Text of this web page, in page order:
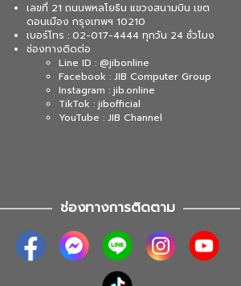
เลขที่ 21 ถนนพหลโยธิน แขวงสนามบิน เขต
ดอนเมือง กรุงเทพฯ 10210
เบอร์โทร : 02-017-4444 ทุกวัน 24 ชั่วโมง
ช่องทางติดต่อ
Line ID : @jibonline
Facebook : JIB Computer Group
Instagram : jib.online
TikTok : jibofficial
YouTube : JIB Channel
ช่องทางการติดตาม